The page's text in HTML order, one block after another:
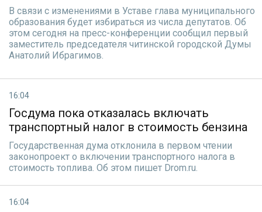
В связи с изменениями в Уставе глава муниципального
образования будет избираться из числа депутатов. Об
этом сегодня на пресс-конференции сообщил первый
заместитель председателя читинской городской Думы
Анатолий Ибрагимов.
16:04
Госдума пока отказалась включать
транспортный налог в стоимость бензина
Государственная дума отклонила в первом чтении
законопроект о включении транспортного налога в
стоимость топлива. Об этом пишет Drom.ru.
16:04